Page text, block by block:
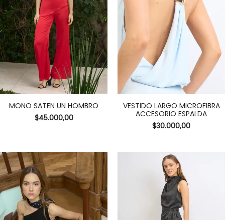
MONO SATEN UN HOMBRO
$45.000,00
VESTIDO LARGO MICROFIBRA
ACCESORIO ESPALDA
$30.000,00